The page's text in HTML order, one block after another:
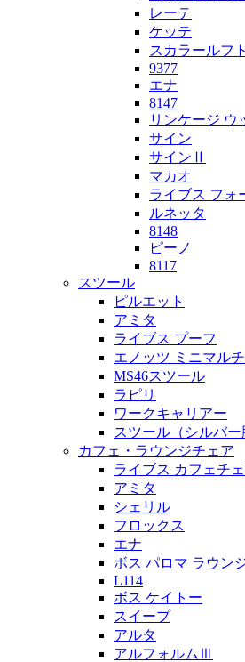
レーテ
ケッテ
スカラールフト
9377
エナ
8147
リンケージ ウ
サイン
サインⅡ
マカオ
ライブス フォ
ルネッタ
8148
ピーノ
8117
スツール
ピルエット
アミタ
ライブス プーフ
エノッツ ミニマル
MS46スツール
ラピリ
ワークキャリアー
スツール（シルバー
カフェ・ラウンジチェア
ライブス カフェチ
アミタ
シェリル
フロックス
エナ
ボス パロマ ラウン
L114
ボス ケイトー
スイープ
アルタ
アルフォルムⅢ